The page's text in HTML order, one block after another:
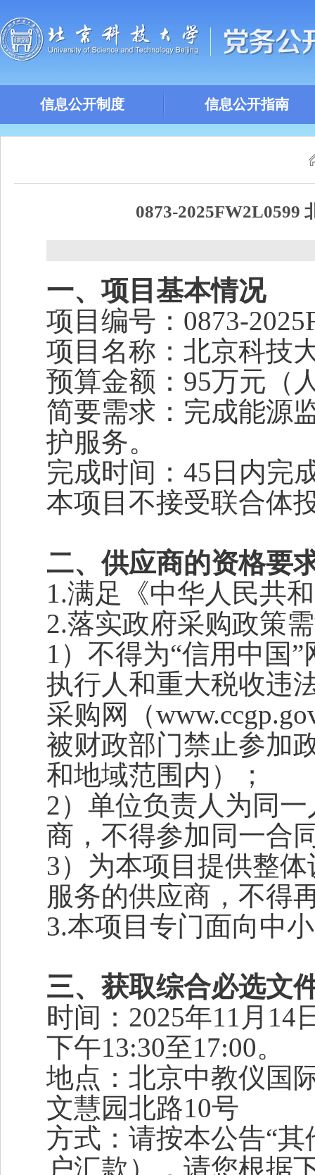
信息公开制度 信息公开指南
0873-2025FW2L0599
一、项目基本情况
项目编号：0873-
项目名称：北京科技
预算金额：95万元（
简要需求：完成能源
护服务。
完成时间：45日内完
本项目不接受联合体
二、供应商的资格要
1.满足《中华人民共
2.落实政府采购政策
1 ）不得为“信用中国
执行人和重大税收违
采购网（
被财政部门禁止参加
和地域范围内）；
2）单位负责人为同
商，不得参加同一合
3）为本项目提供整
服务的供应商，不得
3.本项目专门面向中
三、获取综合必选文
时间：2025年11月14
下午13:30至17:00。
地点：北京中教仪国
文慧园北路10号
方式：请按本公告“
户汇款），请您根据